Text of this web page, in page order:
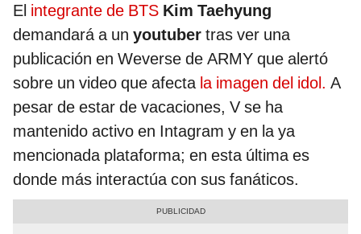
El integrante de BTS Kim Taehyung
demandará a un youtuber tras ver una
publicación en Weverse de ARMY que alertó
sobre un video que afecta la imagen del idol. A
pesar de estar de vacaciones, V se ha
mantenido activo en Intagram y en la ya
mencionada plataforma; en esta última es
donde más interactúa con sus fanáticos.